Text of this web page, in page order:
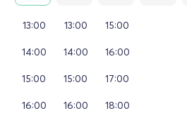
13:00
14:00
15:00
16:00
13:00
14:00
15:00
16:00
15:00
16:00
17:00
18:00